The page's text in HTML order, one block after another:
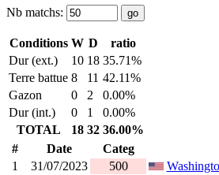
Nb matchs:
Conditions W D
ratio
Dur (ext.)
10 18 35.71%
Terre battue 8 11 42.11%
Gazon
0 2
0.00%
Dur (int.)
0 1
0.00%
TOTAL
18 32 36.00%
#
Date Categ
1
31/07/2023 500